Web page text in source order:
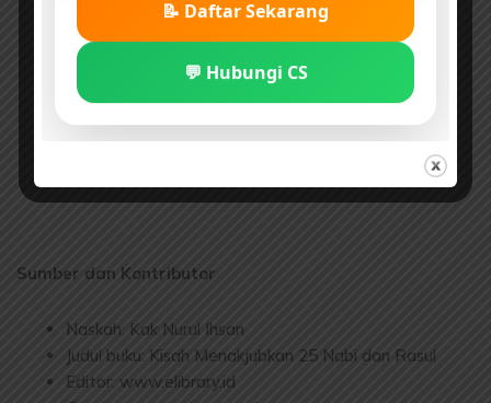
Sumber dan Kontributor
Naskah: Kak Nurul Ihsan
Judul buku: Kisah Menakjubkan 25 Nabi dan Rasul
Editor: www.elibrary.id
📝 Daftar Sekarang
💬 Hubungi CS